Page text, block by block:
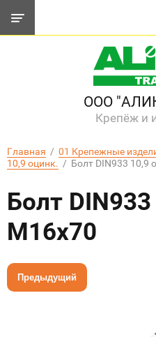
ООО
Крепёж и
Главная
  /
01 Крепежные
10,9 оцинк.
/  Болт DIN933
Болт
М16х70
Предыдущий